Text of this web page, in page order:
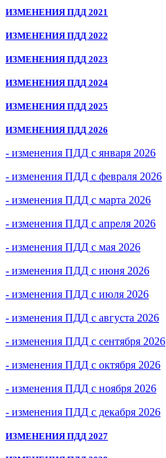
ИЗМЕНЕНИЯ ПДД 2021
ИЗМЕНЕНИЯ ПДД 2022
ИЗМЕНЕНИЯ ПДД 2023
ИЗМЕНЕНИЯ ПДД 2024
ИЗМЕНЕНИЯ ПДД 2025
ИЗМЕНЕНИЯ ПДД 2026
- изменения ПДД с января 2026
- изменения ПДД с февраля 2026
- изменения ПДД с марта 2026
- изменения ПДД с апреля 2026
- изменения ПДД с мая 2026
- изменения ПДД с июня 2026
- изменения ПДД с июля 2026
- изменения ПДД с августа 2026
- изменения ПДД с сентября 2026
- изменения ПДД с октября 2026
- изменения ПДД с ноября 2026
- изменения ПДД с декабря 2026
ИЗМЕНЕНИЯ ПДД 2027